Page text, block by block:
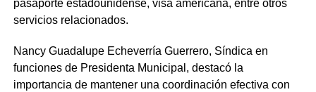
pasaporte estadounidense, visa americana, entre otros
servicios relacionados.
Nancy Guadalupe Echeverría Guerrero, Síndica en
funciones de Presidenta Municipal, destacó la
importancia de mantener una coordinación efectiva con